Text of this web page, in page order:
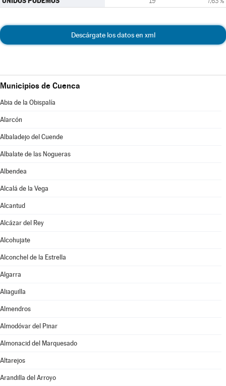
Descárgate los datos en xml
Municipios de Cuenca
Abia de la Obispalía
Alarcón
Albaladejo del Cuende
Albalate de las Nogueras
Albendea
Alcalá de la Vega
Alcantud
Alcázar del Rey
Alcohujate
Alconchel de la Estrella
Algarra
Aliaguilla
Almendros
Almodóvar del Pinar
Almonacid del Marquesado
Altarejos
Arandilla del Arroyo